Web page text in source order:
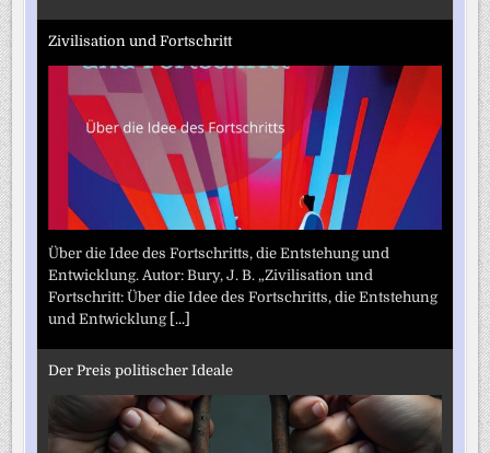
Zivilisation und Fortschritt
Über die Idee des Fortschritts, die Entstehung und
Entwicklung. Autor: Bury, J. B. „Zivilisation und
Fortschritt: Über die Idee des Fortschritts, die Entstehung
und Entwicklung [...]
Der Preis politischer Ideale